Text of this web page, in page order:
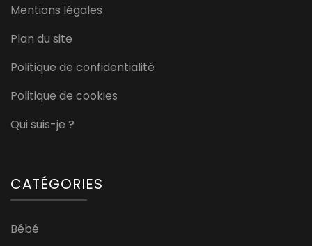
Mentions légales
Plan du site
Politique de confidentialité
Politique de cookies
Qui suis-je ?
CATÉGORIES
Bébé